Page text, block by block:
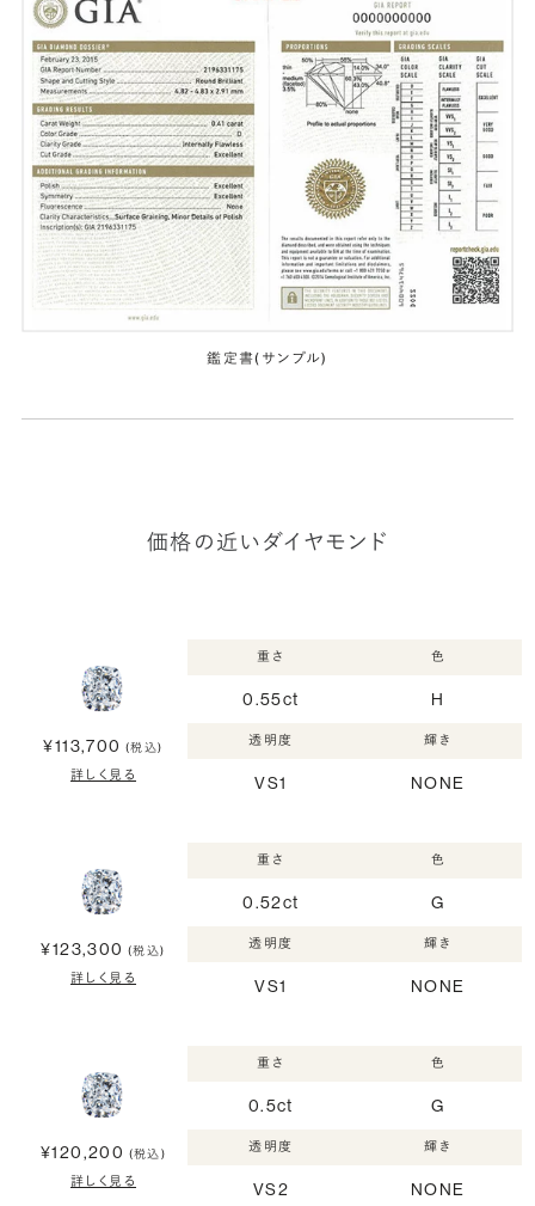
鑑定書(サンプル)
価格の近いダイヤモンド
¥113,700 (税込)
詳しく見る
重さ
0.55ct
色
H
透明度
VS1
輝き
NONE
¥123,300 (税込)
詳しく見る
重さ
0.52ct
色
G
透明度
VS1
輝き
NONE
¥120,200 (税込)
詳しく見る
重さ
0.5ct
色
G
透明度
VS2
輝き
NONE